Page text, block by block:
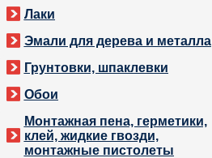
Лаки
Эмали для дерева и металла
Грунтовки, шпаклевки
Обои
Монтажная пена, герметики,
клей, жидкие гвозди,
монтажные пистолеты